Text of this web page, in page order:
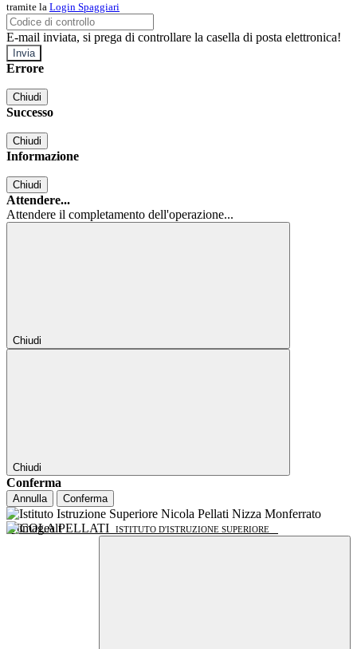
tramite la Login Spaggiari
E-mail inviata, si prega di controllare la casella di posta elettronica!
Errore
Chiudi
Successo
Chiudi
Informazione
Chiudi
Attendere...
Attendere il completamento dell'operazione...
Chiudi
Chiudi
Conferma
Annulla Conferma
NICOLA PELLATI ISTITUTO D'ISTRUZIONE SUPERIORE